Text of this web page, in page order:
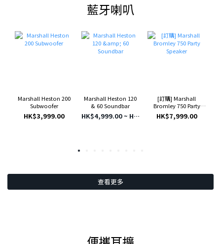
藍牙喇叭
Marshall Heston 200
Subwoofer
HK$3,999.00
Marshall Heston 120
& 60 Soundbar
HK$4,999.00 ~ HK$7,999.00
[訂購] Marshall
Bromley 750 Party
Speaker
HK$7,999.00
查看更多